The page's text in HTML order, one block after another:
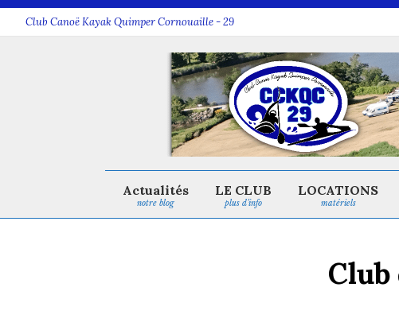
Club Canoë Kayak Quimper Cornouaille - 29
notre blog
Actualités
plus d’info
LE CLUB
matériels
LOCATIONS
Club